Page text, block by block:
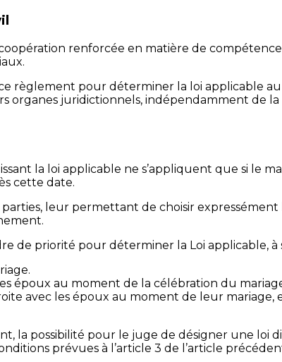
renforcée en matière de
règlement pour déterminer la loi applicable
organes juridictionnels, indépendamment de
la loi applicable ne s’appliquent que si le
cette date.
leur permettant de choisir
de priorité pour déterminer la Loi applicable, à
époux au moment de la célébration du
avec les époux au moment de leur
la possibilité pour le juge de désigner une loi
prévues à l’article 3 de l’article